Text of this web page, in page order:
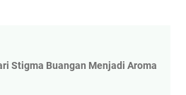
Stigma Buangan Menjadi Aroma